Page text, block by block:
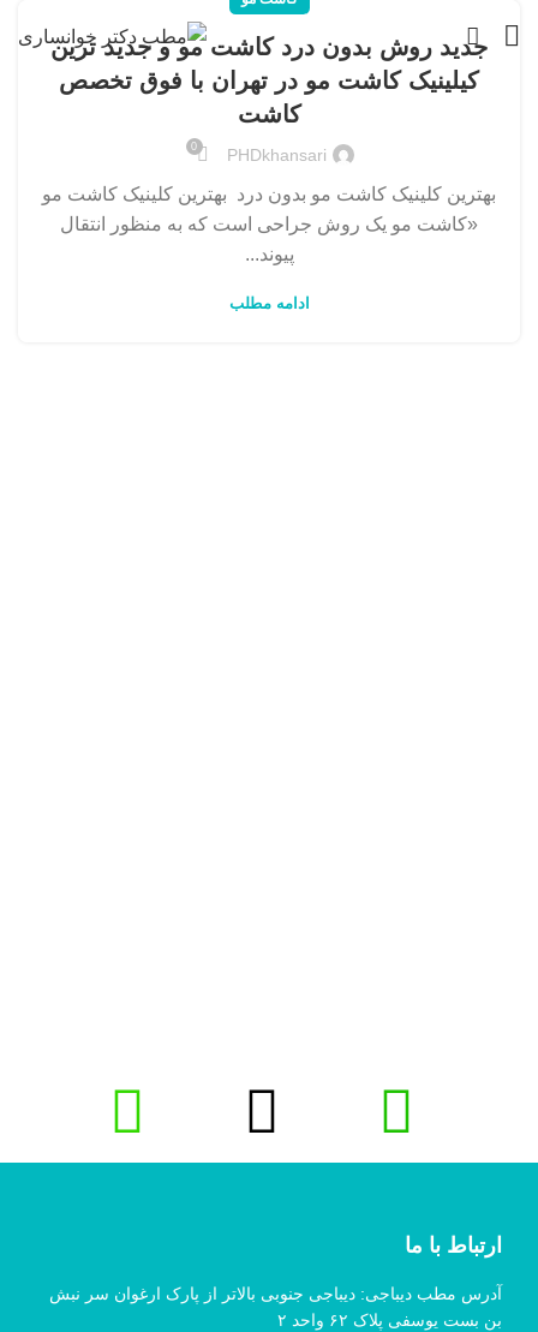
جدید روش بدون درد کاشت مو و جدید ترین
کیلینیک کاشت مو در تهران با فوق تخصص
کاشت
PHDkhansari
0
بهترین کلینیک کاشت مو بدون درد بهترین کلینیک کاشت مو
«کاشت مو یک روش جراحی است که به منظور انتقال
پیوند...
ادامه مطلب
ارتباط با ما
آدرس مطب دیباجی: دیباجی جنوبی بالاتر از پارک ارغوان سر نبش
بن بست یوسفی پلاک ۶۲ واحد ۲